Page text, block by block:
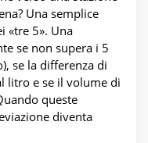
Una semplice
«tre 5». Una
se non supera i 5
se la differenza di
litro e se il volume di
queste
diventa